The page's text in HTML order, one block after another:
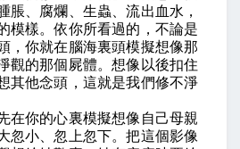
脹、腐爛、生蟲、流出血水，
模樣。依你所看過的，不論是
，你就在腦海裏頭模擬想像那
觀的那個屍體。想像以後扣住
其他念頭，這就是我們修不淨
在你的心裏模擬想像自己母親
忽小、忽上忽下。把這個影像